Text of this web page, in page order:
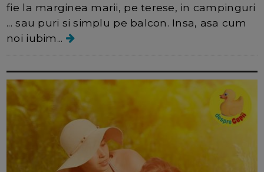
fie la marginea marii, pe terese, in campinguri
... sau puri si simplu pe balcon. Insa, asa cum
noi iubim...